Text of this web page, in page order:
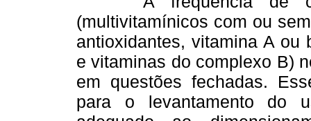
(multivitamínicos com ou
antioxidantes, vitamina A ou
e vitaminas do complexo B)
em questões fechadas.
para o levantamento do